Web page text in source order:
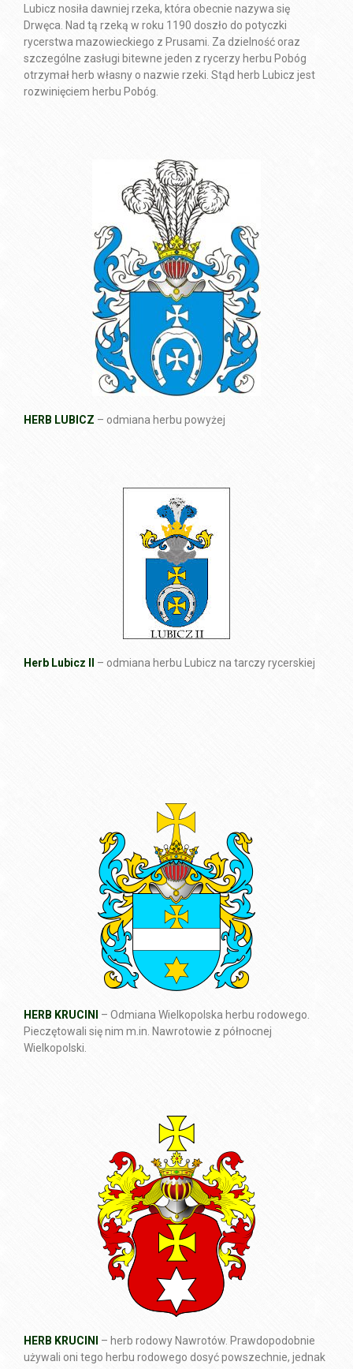
Lubicz nosiła dawniej rzeka, która obecnie nazywa się
Drwęca. Nad tą rzeką w roku 1190 doszło do potyczki
rycerstwa mazowieckiego z Prusami. Za dzielność oraz
szczególne zasługi bitewne jeden z rycerzy herbu Pobóg
otrzymał herb własny o nazwie rzeki. Stąd herb Lubicz jest
rozwinięciem herbu Pobóg.
HERB LUBICZ – odmiana herbu powyżej
Herb Lubicz II – odmiana herbu Lubicz na tarczy rycerskiej
HERB KRUCINI
– Odmiana Wielkopolska herbu rodowego.
Pieczętowali się nim m.in. Nawrotowie z północnej
Wielkopolski.
HERB KRUCINI
– herb rodowy Nawrotów. Prawdopodobnie
używali oni tego herbu rodowego dosyć powszechnie, jednak